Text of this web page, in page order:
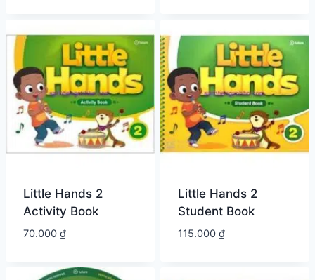
Little Hands 2
Activity Book
70.000 ₫
Little Hands 2
Student Book
115.000 ₫